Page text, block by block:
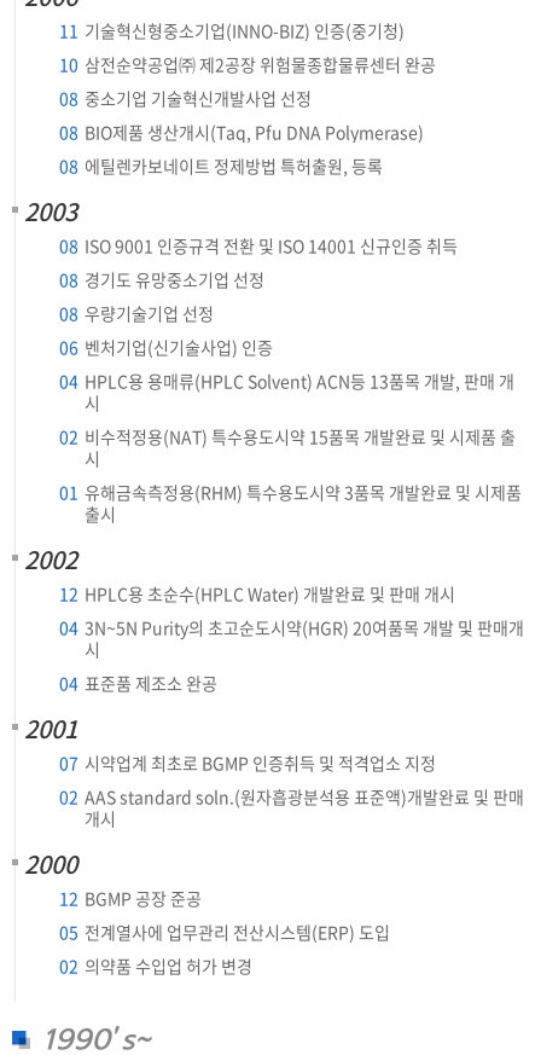
11 기술혁신형중소기업(INNO-BIZ) 인증(중기청)
10 삼전순약공업㈜ 제2공장 위험물종합물류센터 완공
08 중소기업 기술혁신개발사업 선정
08 BIO제품 생산개시(Taq, Pfu DNA Polymerase)
08 에틸렌카보네이트 정제방법 특허출원, 등록
2003
08 ISO 9001 인증규격 전환 및 ISO 14001 신규인증 취득
08 경기도 유망중소기업 선정
08 우량기술기업 선정
06 벤처기업(신기술사업) 인증
04 HPLC용 용매류(HPLC Solvent) ACN등 13품목 개발, 판매 개
시
02 비수적정용(NAT) 특수용도시약 15품목 개발완료 및 시제품 출
시
01 유해금속측정용(RHM) 특수용도시약 3품목 개발완료 및 시제품
출시
2002
12 HPLC용 초순수(HPLC Water) 개발완료 및 판매 개시
04 3N~5N Purity의 초고순도시약(HGR) 20여품목 개발 및 판매개
시
04 표준품 제조소 완공
2001
07 시약업계 최초로 BGMP 인증취득 및 적격업소 지정
02 AAS standard soln.(원자흡광분석용 표준액)개발완료 및 판매
개시
2000
12 BGMP 공장 준공
05 전계열사에 업무관리 전산시스템(ERP) 도입
02 의약품 수입업 허가 변경
1990’s~